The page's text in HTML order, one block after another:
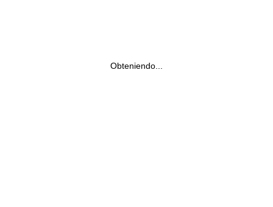
Obteniendo...